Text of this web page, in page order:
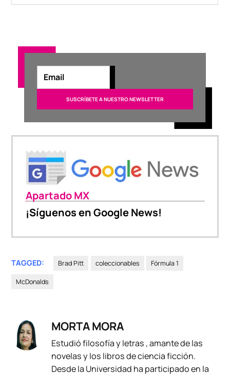
Apartado MX
¡Síguenos en Google News!
TAGGED: Brad Pitt coleccionables Fórmula 1
McDonalds
MORTA MORA
Estudió filosofía y letras , amante de las
novelas y los libros de ciencia ficción.
Desde la Universidad ha participado en la